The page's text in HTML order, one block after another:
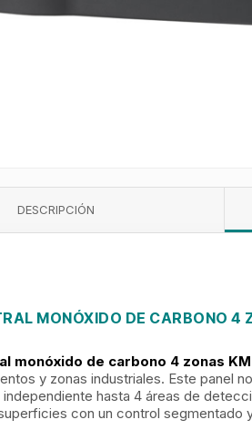
DESCRIPCIÓN
MONÓXIDO DE CARBONO 4
monóxido de carbono 4 zonas
y zonas industriales. Este panel
hasta 4 áreas de
con un control segmentado